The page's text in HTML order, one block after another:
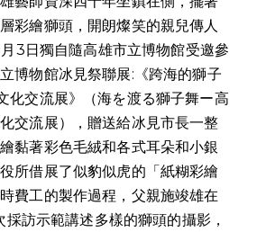
彩繪獅頭，開朗燦笑的親兒傳人
3日獨自隨高雄市立博物館受邀參
博物館冰見祭聯展:《跨海的獅子
化交流展》（海を渡る獅子舞ー高
交流展），贈送給冰見市長一整
黏著彩色毛絨和各式耳朵和小銀
所借展了似豹似虎的「紙糊彩繪
費工的製作過程，父親施竣雄在
訪示範講述多樣的獅頭的攝影，